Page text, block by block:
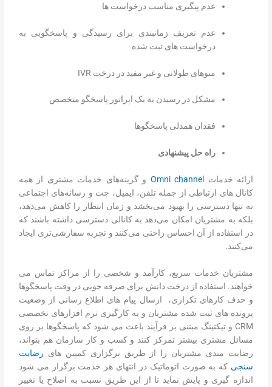
عدم پیگیری مناسب درخواست ها
عدم تعریف زمانبندی برای رسیدگی و پاسخگویی به
درخواست های ثبت شده
منوهای طولانی و غیر مفید در درخت IVR
مشکل در رسیدن به یک اپراتور پاسخگو متخصص
فقدان همدلی پاسخگوها
راه حل پیشنهادی
ارائه خدمات Omni channel و گزینه‌های خدمات مشتری از همه
کانال های ارتباطی از جمله تلفن، ایمیل، چت و رسانه‌های اجتماعی
نه تنها دسترسی را بهبود می‌بخشد و زمان انتظار را کاهش می‌دهد،
بلکه به مشتریان امکان می‌دهد به کانالی دسترسی داشته باشند که
در استفاده از آن احساس راحتی می‌کنند و تجربه سفارشی‌تری ایجاد
می‌کنند.
مشتریان خدمات سریع، کارآمد و شخصی را از مراکز تماس می
خواهند. استفاده از درخت دانش برای صرفه جویی در وقت پاسخگوها
و حذف کارهای تکراری، ارسال پیام های اطلاع رسانی از وضعیت
پرونده های ثبت شده مشتریان و به کارگیری نرم افزارهای تخصصی
CRM و تیکتینگ مبتنی بر فرآیند باعث می شود که پاسخگوها بر روی
مسائل مشتری بیشتر تمرکز کنند و کسب و کار سازمان هم بتواند،
رضایت مندی مشتریان را از طریق برگزاری کمپین های رضایت
سنجی که به صورت اتوماتیک در انتهای هر خدمت برگزار می شود
اندازه گیری و پایش نماید تا از این طریق نسبت به اصلاح یا تغییر